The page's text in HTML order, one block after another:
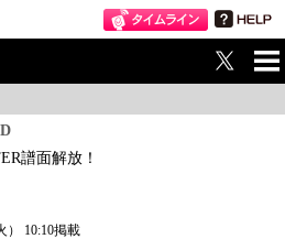
譜面解放！
） 10:10掲載